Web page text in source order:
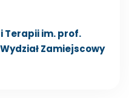
Terapii im. prof.
Zamiejscowy